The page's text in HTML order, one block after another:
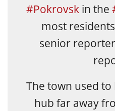
#Pokrovskin the
most
senior reporter
The town used to
hub far away